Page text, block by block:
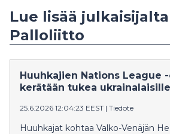
Lue lisää
Palloliitto
Huuhkajien Nations League
kerätään tukea ukrainalaisille
25.6.2026 12:04:23 EEST | Tiedote
Huuhkajat kohtaa Valko-Venäjän